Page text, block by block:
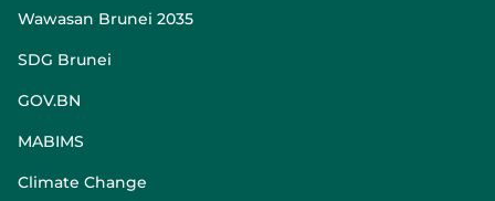
Wawasan Brunei 2035
SDG Brunei
GOV.BN
MABIMS
Climate Change